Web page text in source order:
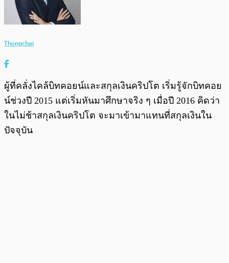
Thongchai
ผู้ที่คลั่งไคล้บิทคอยน์และสกุลเงินคริปโต เริ่มรู้จักบิทคอย
น์ช่วงปี 2015 แต่เริ่มหันมาศึกษาจริง ๆ เมื่อปี 2016 คิดว่า
ในไม่ช้าสกุลเงินคริปโต จะมาเข้ามาแทนที่สกุลเงินใน
ปัจจุบัน